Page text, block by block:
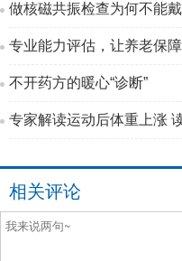
做核磁共振检查为何不能
专业能力评估，让养老保
不开药方的暖心“诊断”
专家解读运动后体重上涨
相关评论